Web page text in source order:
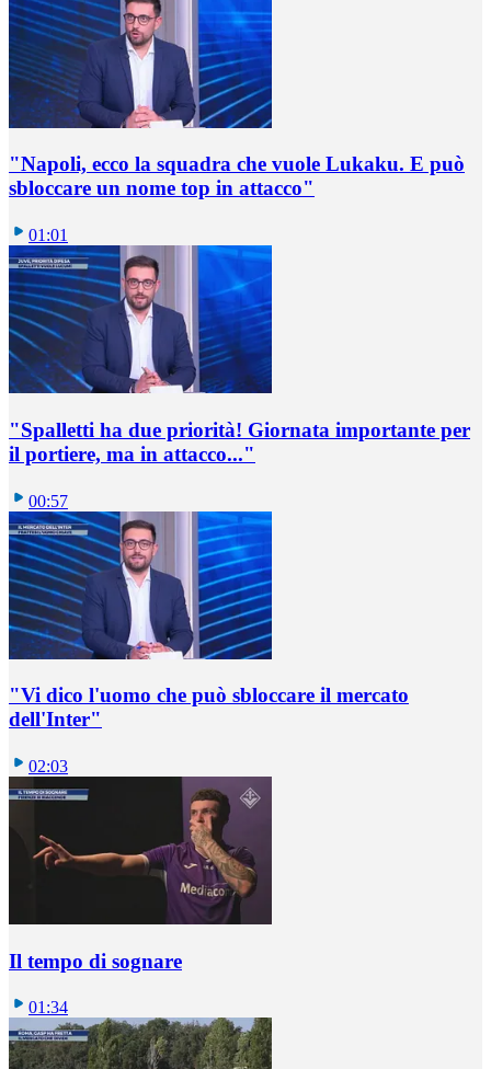
"Napoli, ecco la squadra che vuole Lukaku. E può
sbloccare un nome top in attacco"
01:01
"Spalletti ha due priorità! Giornata importante per
il portiere, ma in attacco..."
00:57
"Vi dico l'uomo che può sbloccare il mercato
dell'Inter"
02:03
Il tempo di sognare
01:34